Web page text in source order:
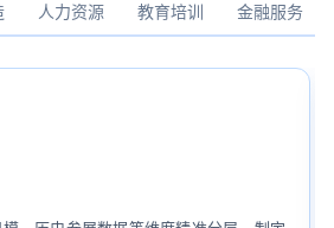
人力资源 教育培训 金融服务